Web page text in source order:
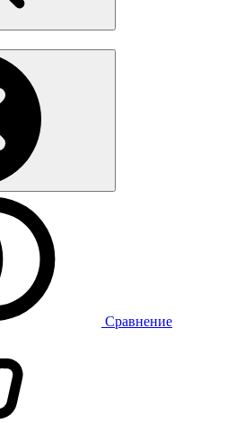
Сравнение